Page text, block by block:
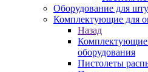
Оборудование для
Комплектующие для
Назад
Комплектующие
оборудования
Пистолеты